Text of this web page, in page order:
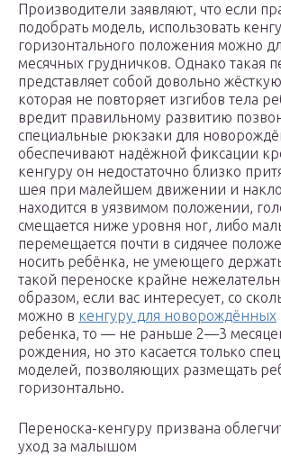
Производители заявляют, что если
подобрать модель, использовать
горизонтального положения можно
месячных грудничков. Однако такая
представляет собой довольно
которая не повторяет изгибов тела
вредит правильному развитию
специальные рюкзаки для
обеспечивают надёжной фиксации
кенгуру он недостаточно близко
шея при малейшем движении и
находится в уязвимом положении,
смещается ниже уровня ног, либо
перемещается почти в сидячее
носить ребёнка, не умеющего
такой переноске крайне
образом, если вас интересует, со
можно в кенгуру для новорождённых
ребенка, то — не раньше 2—3
рождения, но это касается только
моделей, позволяющих размещать
горизонтально.
Переноска-кенгуру призвана
уход за малышом